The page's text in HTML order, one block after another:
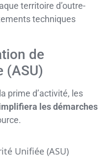
territoire d’outre-
techniques
de
(ASU)
prime d’activité, les
les démarches
Unifiée (ASU)